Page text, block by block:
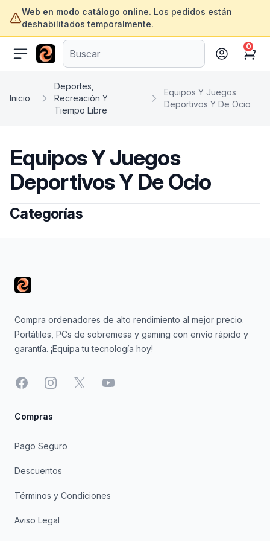
Web en modo catálogo online. Los pedidos están
deshabilitados temporalmente.
ofertasinformatica.com
Cart
0
Inicio
Deportes,
Recreación Y
Tiempo Libre
Equipos Y Juegos
Deportivos Y De Ocio
Equipos Y Juegos
Deportivos Y De Ocio
Categorías
Compra ordenadores de alto rendimiento al mejor precio.
Portátiles, PCs de sobremesa y gaming con envío rápido y
garantía. ¡Equipa tu tecnología hoy!
FacebookInstagram
X YouTube
Compras
Pago Seguro
Descuentos
Términos y Condiciones
Aviso Legal